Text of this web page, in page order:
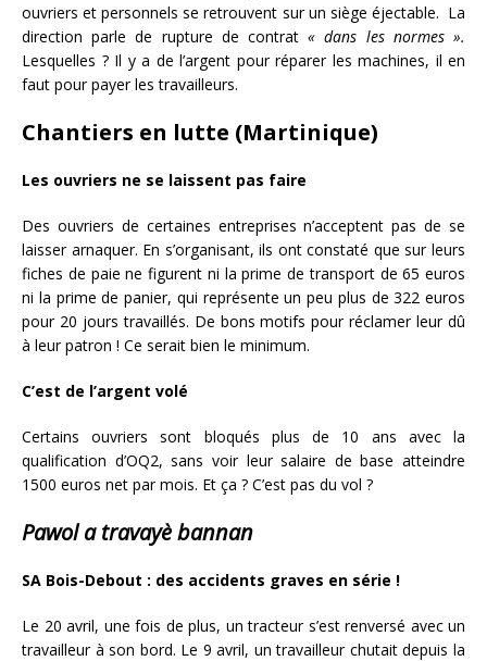
ouvriers et personnels se retrouvent sur un siège éjectable. La
direction parle de rupture de contrat« dans les normes ».
Lesquelles ? Il y a de l’argent pour réparer les machines, il en
faut pour payer les travailleurs.
Chantiers en lutte (Martinique)
Les ouvriers ne se laissent pas faire
Des ouvriers de certaines entreprises n’acceptent pas de se
laisser arnaquer. En s’organisant, ils ont constaté que sur leurs
fiches de paie ne figurent ni la prime de transport de 65 euros
ni la prime de panier, qui représente un peu plus de 322 euros
pour 20 jours travaillés. De bons motifs pour réclamer leur dû
à leur patron ! Ce serait bien le minimum.
C’est de l’argent volé
Certains ouvriers sont bloqués plus de 10 ans avec la
qualification d’OQ2, sans voir leur salaire de base atteindre
1500 euros net par mois. Et ça ? C’est pas du vol ?
Pawol a travayè bannan
SA Bois-Debout : des accidents graves en série !
Le 20 avril, une fois de plus, un tracteur s’est renversé avec un
travailleur à son bord. Le 9 avril, un travailleur chutait depuis la